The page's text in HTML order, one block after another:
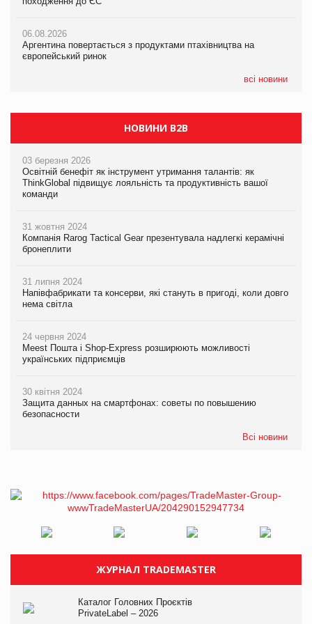
06.08.2026
Аргентина повертається з продуктами птахівництва на
європейський ринок
всі новини
Смачне поповнення дитячого меню: у VARUS з’явилися
новинки від ТМ ТОКЕРИ
06.08.2026
Аргентина повертається з продуктами птахівництва на
європейський ринок
НОВИНИ B2B
03 березня 2026
Освітній бенефіт як інструмент утримання талантів: як
ThinkGlobal підвищує лояльність та продуктивність вашої
команди
31 жовтня 2024
Компанія Rarog Tactical Gear презентувала надлегкі керамічні
бронеплити
31 липня 2024
Напівфабрикати та консерви, які стануть в пригоді, коли довго
нема світла
24 червня 2024
Meest Пошта і Shop-Express розширюють можливості
українських підприємців
30 квітня 2024
Защита данных на смартфонах: советы по повышению
безопасности
Всі новини
ЖУРНАЛ TRADEMASTER
Каталог Головних Проєктів
PrivateLabel – 2026